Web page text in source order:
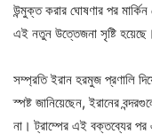
উন্মুক্ত করার ঘোষণার পর মার্কিন
এই নতুন উত্তেজনা সৃষ্টি
সম্প্রতি ইরান হরমুজ প্রণালি
স্পষ্ট জানিয়েছেন, ইরানের
না। ট্রাম্পের এই বক্তব্যের পর